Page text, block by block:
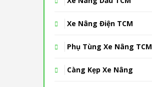
Xe Nâng Điện TCM
Phụ Tùng Xe Nâng TCM
Càng Kẹp Xe Nâng